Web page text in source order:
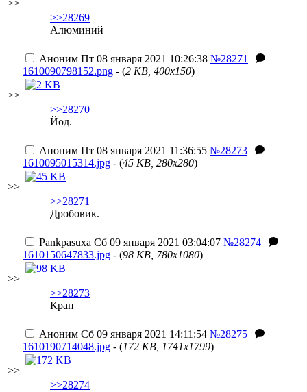
>>
>>28269
Алюминий
>>
Аноним Пт 08 января 2021 10:26:38 №28271
1610090798152.png - (2 KB, 400x150)
>>28270
Йод.
>>
Аноним Пт 08 января 2021 11:36:55 №28273
1610095015314.jpg - (45 KB, 280x280)
>>28271
Дробовик.
>>
Pankpasuxa Сб 09 января 2021 03:04:07 №28274
1610150647833.jpg - (98 KB, 780x1080)
>>28273
Кран
>>
Аноним Сб 09 января 2021 14:11:54 №28275
1610190714048.jpg - (172 KB, 1741x1799)
>>28274